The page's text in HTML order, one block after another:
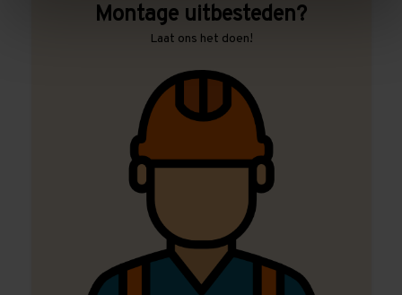
Montage uitbesteden?
Laat ons het doen!